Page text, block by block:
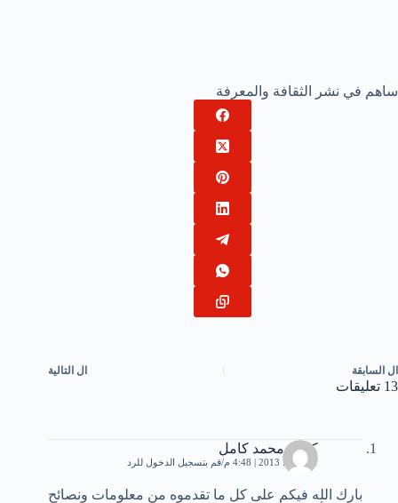
ساهم في نشر الثقافة والمعرفة
ال السابقة ال التالية
13 تعليقات
كامل محمد كامل
11 يونيو، 2013 | 4:48 م قم بتسجيل الدخول للرد
بارك الله فيكم على كل ما تقدموه من معلومات ونصائح